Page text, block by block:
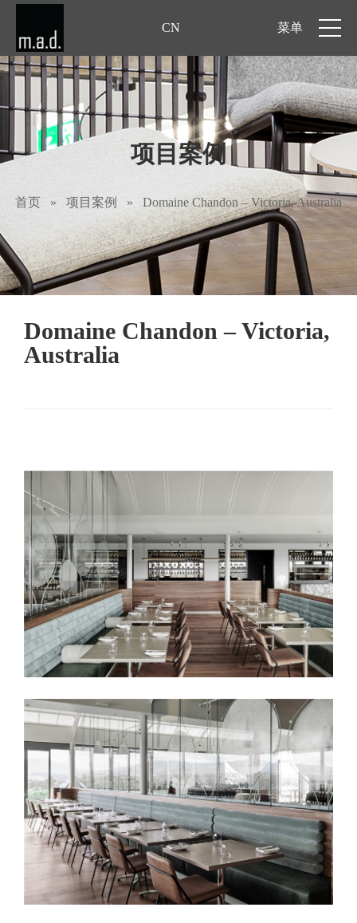
CN 菜单
项目案例
首页 » 项目案例 » Domaine Chandon – Victoria, Australia
Domaine Chandon – Victoria,
Australia